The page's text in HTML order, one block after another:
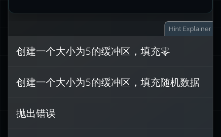
Hint Explainer
创建一个大小为5的缓冲区，填充零
创建一个大小为5的缓冲区，填充随机数据
抛出错误
大小的新缓冲区，并用零填充。 输出将
如果你想创建一个包含随机数据的缓冲